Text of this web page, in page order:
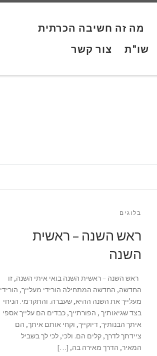
מה זה חשיבה הכרתית
שו"ת צור קשר
בלוגים
ראש השנה – ראשית
השנה
ראש השנה – ראשית השנה בואי איתי השנה, זו
החדשה, החדשה המתחילה הורידי מעלייך, הורידי
מעלייך את השנה ההיא, שעברה. והתקדמי. הניחי
בצד שגיאותיך , הפורתייך, כבדים הם עלייך אספי
איתך הבנותיך, דיוקייך, וקחי אותם איתך, הם
ציידתך לדרך, קלים הם. ולכי, לכי לך בשביל
המאיר, הדרך מאירה בה, […]